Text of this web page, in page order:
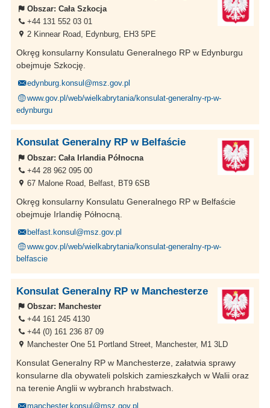
Obszar: Cała Szkocja
+44 131 552 03 01
2 Kinnear Road, Edynburg, EH3 5PE
Okręg konsularny Konsulatu Generalnego RP w Edynburgu
obejmuje Szkocję.
edynburg.konsul@msz.gov.pl
www.gov.pl/web/wielkabrytania/konsulat-generalny-rp-w-
edynburgu
Konsulat Generalny RP w Belfaście
Obszar: Cała Irlandia Północna
+44 28 962 095 00
67 Malone Road, Belfast, BT9 6SB
Okręg konsularny Konsulatu Generalnego RP w Belfaście
obejmuje Irlandię Północną.
belfast.konsul@msz.gov.pl
www.gov.pl/web/wielkabrytania/konsulat-generalny-rp-w-
belfascie
Konsulat Generalny RP w Manchesterze
Obszar: Manchester
+44 161 245 4130
+44 (0) 161 236 87 09
Manchester One 51 Portland Street, Manchester, M1 3LD
Konsulat Generalny RP w Manchesterze, załatwia sprawy
konsularne dla obywateli polskich zamieszkałych w Walii oraz
na terenie Anglii w wybranch hrabstwach.
manchester.konsul@msz.gov.pl